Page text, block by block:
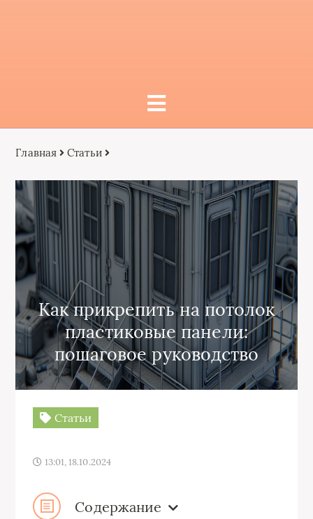
Главная Статьи
Как прикрепить на потолок
пластиковые панели:
пошаговое руководство
Статьи
13:01, 18.10.2024
Содержание